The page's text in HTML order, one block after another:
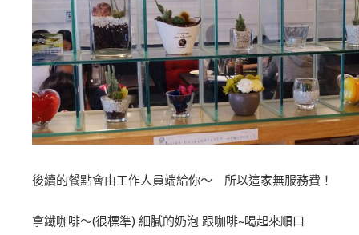
後續的餐點會由工作人員端給你～ 所以這家無服務費！
拿鐵咖啡～(很標準) 細膩的奶泡 跟咖啡~喝起來順口